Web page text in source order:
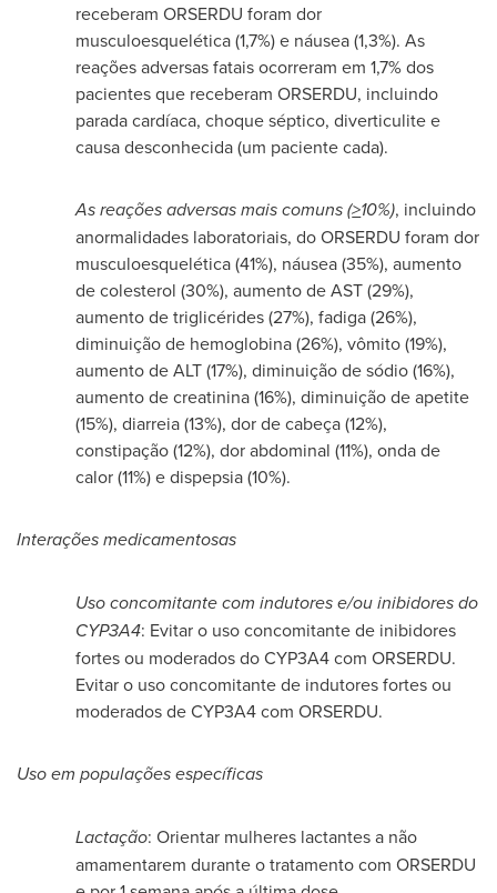
receberam ORSERDU foram dor
musculoesquelética (1,7%) e náusea (1,3%). As
reações adversas fatais ocorreram em 1,7% dos
pacientes que receberam ORSERDU, incluindo
parada cardíaca, choque séptico, diverticulite e
causa desconhecida (um paciente cada).
As reações adversas mais comuns (>10%), incluindo
anormalidades laboratoriais, do ORSERDU foram dor
musculoesquelética (41%), náusea (35%), aumento
de colesterol (30%), aumento de AST (29%),
aumento de triglicérides (27%), fadiga (26%),
diminuição de hemoglobina (26%), vômito (19%),
aumento de ALT (17%), diminuição de sódio (16%),
aumento de creatinina (16%), diminuição de apetite
(15%), diarreia (13%), dor de cabeça (12%),
constipação (12%), dor abdominal (11%), onda de
calor (11%) e dispepsia (10%).
Interações medicamentosas
Uso concomitante com indutores e/ou inibidores do
CYP3A4: Evitar o uso concomitante de inibidores
fortes ou moderados do CYP3A4 com ORSERDU.
Evitar o uso concomitante de indutores fortes ou
moderados de CYP3A4 com ORSERDU.
Uso em populações específicas
Lactação: Orientar mulheres lactantes a não
amamentarem durante o tratamento com ORSERDU